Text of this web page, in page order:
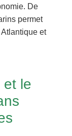
De
permet
et
et le